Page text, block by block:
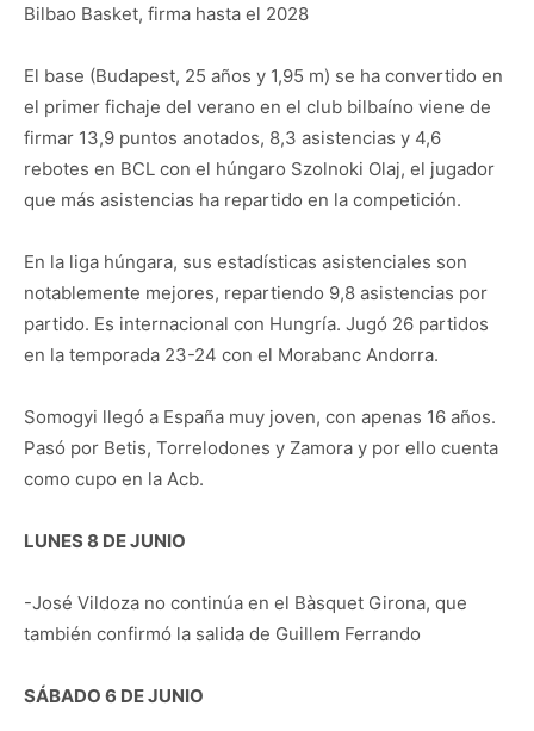
Bilbao Basket, firma hasta el 2028
El base (Budapest, 25 años y 1,95 m) se ha convertido en
el primer fichaje del verano en el club bilbaíno viene de
firmar 13,9 puntos anotados, 8,3 asistencias y 4,6
rebotes en BCL con el húngaro Szolnoki Olaj, el jugador
que más asistencias ha repartido en la competición.
En la liga húngara, sus estadísticas asistenciales son
notablemente mejores, repartiendo 9,8 asistencias por
partido. Es internacional con Hungría. Jugó 26 partidos
en la temporada 23-24 con el Morabanc Andorra.
Somogyi llegó a España muy joven, con apenas 16 años.
Pasó por Betis, Torrelodones y Zamora y por ello cuenta
como cupo en la Acb.
LUNES 8 DE JUNIO
-José Vildoza no continúa en el Bàsquet Girona, que
también confirmó la salida de Guillem Ferrando
SÁBADO 6 DE JUNIO